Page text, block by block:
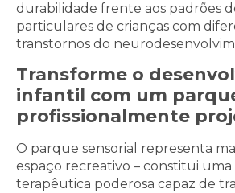
durabilidade frente aos padrões
particulares de crianças com
transtornos do
Transforme o
infantil com um
profissionalmente
O parque sensorial representa
espaço recreativo – constitui
terapêutica poderosa capaz de